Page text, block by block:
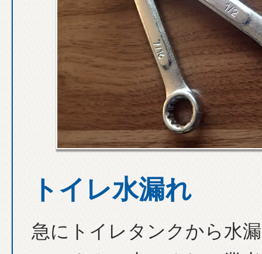
トイレ水漏れ
急にトイレタンクから水